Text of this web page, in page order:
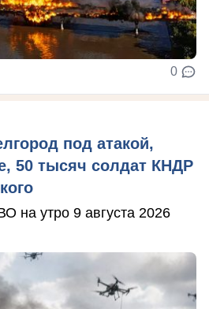
0
под атакой,
50 тысяч солдат КНДР
на утро 9 августа 2026